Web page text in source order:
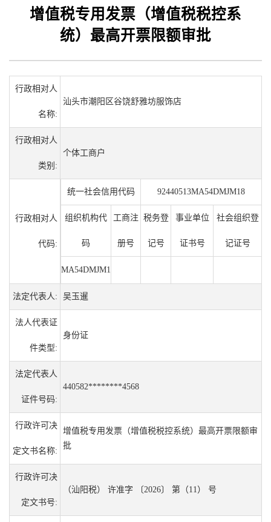
增值税专用发票（增值税税控系
统）最高开票限额审批
行政相对人
名称:
汕头市潮阳区谷饶舒雅坊服饰店
行政相对人
类别:
个体工商户
行政相对人
代码:
统一社会信用代码 92440513MA54DMJM18
组织机构代
码
工商注
册号
税务登
记号
事业单位
证书号
社会组织登
记证号
MA54DMJM1
法定代表人: 吴玉暹
法人代表证
件类型:
身份证
法定代表人
证件号码:
440582********4568
行政许可决
定文书名称:
增值税专用发票（增值税税控系统）最高开票限额审
批
行政许可决
定文书号:
（汕阳税） 许准字 〔2026〕 第（11） 号